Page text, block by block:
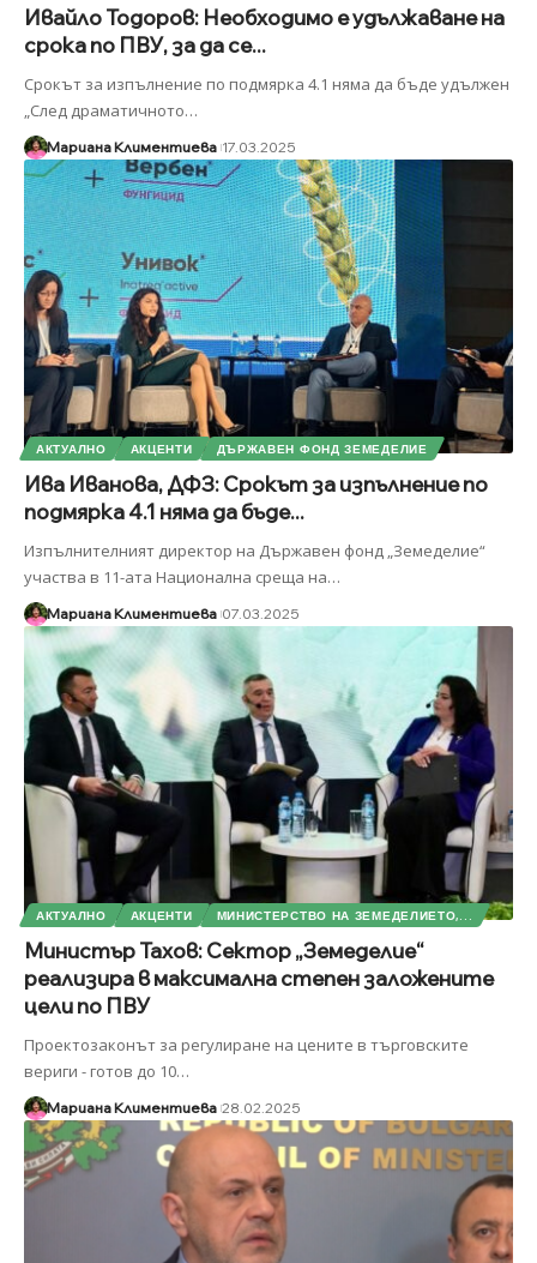
Ивайло Тодоров: Необходимо е удължаване на
срока по ПВУ, за да се...
Срокът за изпълнение по подмярка 4.1 няма да бъде удължен
„След драматичното…
Мариана Климентиева 17.03.2025
АКТУАЛНО АКЦЕНТИ ДЪРЖАВЕН ФОНД ЗЕМЕДЕЛИЕ
Ива Иванова, ДФЗ: Срокът за изпълнение по
подмярка 4.1 няма да бъде...
Изпълнителният директор на Държавен фонд „Земеделие“
участва в 11-ата Национална среща на…
Мариана Климентиева 07.03.2025
АКТУАЛНО АКЦЕНТИ МИНИСТЕРСТВО НА ЗЕМЕДЕЛИЕТО,...
Министър Тахов: Сектор „Земеделие“
реализира в максимална степен заложените
цели по ПВУ
Проектозаконът за регулиране на цените в търговските
вериги - готов до 10…
Мариана Климентиева 28.02.2025